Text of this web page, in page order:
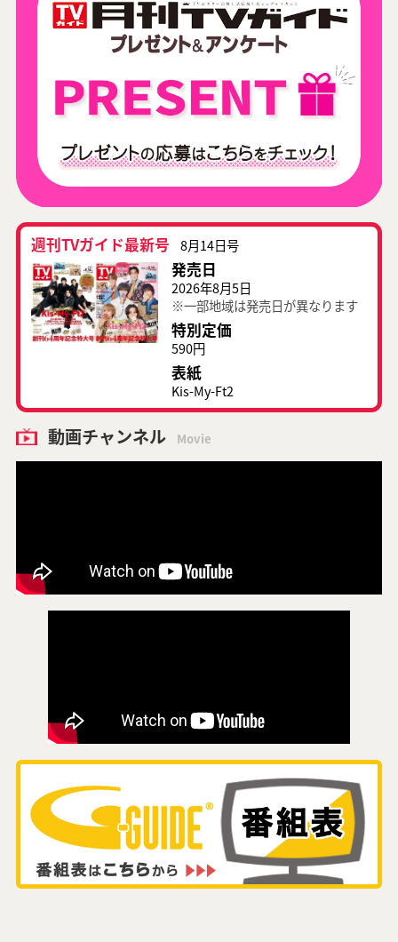
週刊TVガイド最新号 8月14日号
発売日
2026年8月5日
※一部地域は発売日が異なります
特別定価
590円
表紙
Kis-My-Ft2
動画チャンネル Movie